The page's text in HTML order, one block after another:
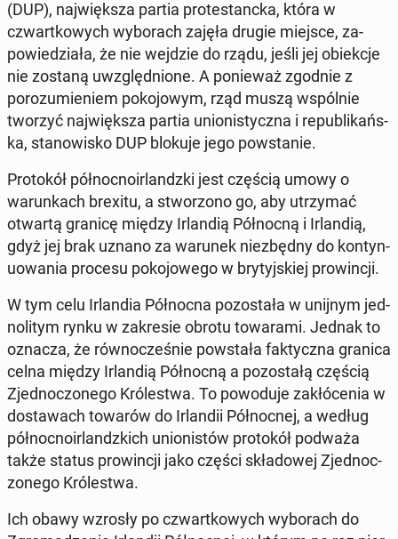
(DUP), na­jwięk­sza partia protes­tanc­ka, która w
czwartkowych wyb­o­rach zajęła drugie miejsce, za­
powiedzi­ała, że nie wejdzie do rządu, jeśli jej obiekc­je
nie zostaną uwzględ­nione. A ponieważ zgodnie z
porozu­mie­niem poko­jowym, rząd muszą wspól­nie
tworzyć na­jwięk­sza partia union­isty­cz­na i re­pub­likańs­
ka, stanowisko DUP blokuje jego pow­stanie.
Pro­tokół północ­noir­landz­ki jest częścią umowy o
warunk­ach brexitu, a stwor­zono go, aby utrzy­mać
otwartą granicę między Ir­landią Północ­ną i Ir­landią,
gdyż jej brak uznano za warunek niezbęd­ny do kon­tyn­
uowa­nia procesu poko­jowego w bry­tyjskiej prow­incji.
W tym celu Ir­lan­dia Północ­na po­została w unijnym jed­
no­li­tym rynku w za­kre­sie obrotu to­wara­mi. Jednak to
oznacza, że równocześnie pow­stała fak­ty­cz­na granica
celna między Ir­landią Północ­ną a po­zostałą częścią
Zjed­noc­zonego Królest­wa. To powodu­je za­kłóce­nia w
dostawach towarów do Ir­landii Północ­nej, a według
północ­noir­landz­kich union­istów pro­tokół podważa
także status prow­incji jako części skład­owej Zjed­noc­
zonego Królest­wa.
Ich obawy wzrosły po czwartkowych wyb­o­rach do